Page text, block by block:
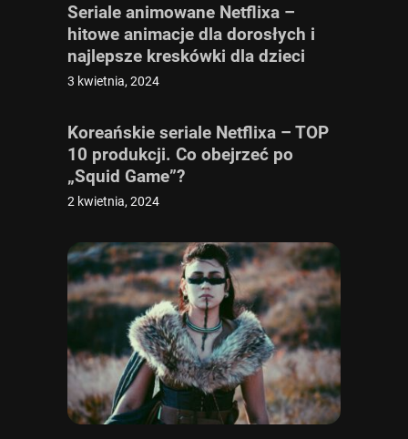
Seriale animowane Netflixa –
hitowe animacje dla dorosłych i
najlepsze kreskówki dla dzieci
3 kwietnia, 2024
Koreańskie seriale Netflixa – TOP
10 produkcji. Co obejrzeć po
„Squid Game”?
2 kwietnia, 2024